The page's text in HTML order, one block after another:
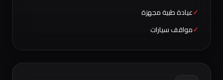
عيادة طبية مجهزة
مواقف سيارات